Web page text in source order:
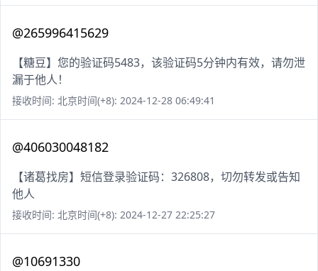
@265996415629
【糖豆】您的验证码5483，该验证码5分钟内有效，请勿泄
漏于他人！
接收时间: 北京时间(+8): 2024-12-28 06:49:41
@406030048182
【诸葛找房】短信登录验证码：326808，切勿转发或告知
他人
接收时间: 北京时间(+8): 2024-12-27 22:25:27
@10691330